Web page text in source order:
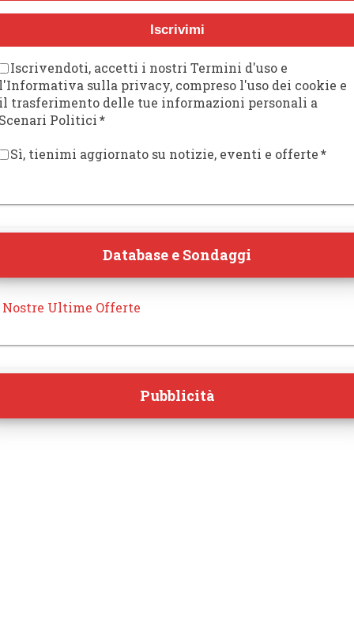
Iscrivimi
Iscrivendoti, accetti i nostri Termini d'uso e
sulla privacy, compreso l'uso dei cookie e
trasferimento delle tue informazioni personali a
Politici*
Sì, tienimi aggiornato su notizie, eventi e offerte*
Database e Sondaggi
Nostre Ultime Offerte
Pubblicità